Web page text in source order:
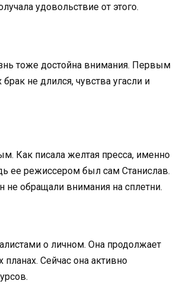
удовольствие от этого.
тоже достойна внимания. Первым
не длился, чувства угасли и
Как писала желтая пресса, именно
ее режиссером был сам Станислав.
не обращали внимания на сплетни.
о личном. Она продолжает
Сейчас она активно